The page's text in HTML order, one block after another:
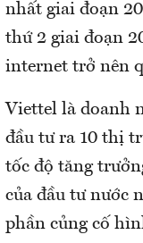
nhất giai đoạn
thứ 2 giai đoạn
internet trở nên
Viettel là doanh
đầu tư ra 10 thị
tốc độ tăng
của đầu tư nước
phần củng cố